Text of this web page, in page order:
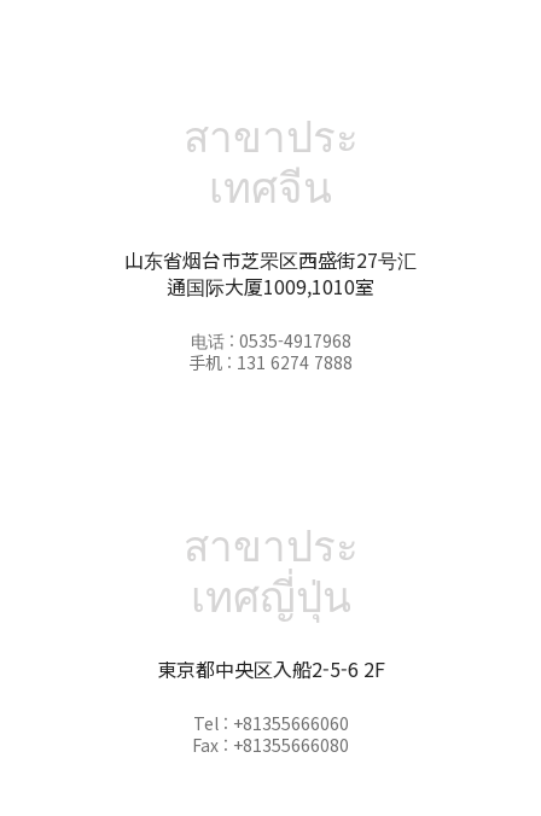
สาขาประ
เทศจีน
山东省烟台市芝罘区西盛街27号汇
通国际大厦1009,1010室
电话 : 0535-4917968
手机 : 131 6274 7888
สาขาประ
เทศญี่ปุ่น
東京都中央区入船2-5-6 2F
Tel : +81355666060
Fax : +81355666080